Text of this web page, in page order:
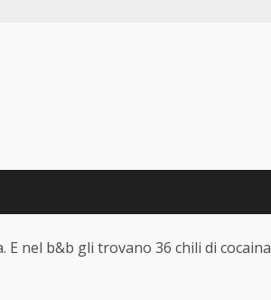
nel b&b gli trovano 36 chili di cocaina